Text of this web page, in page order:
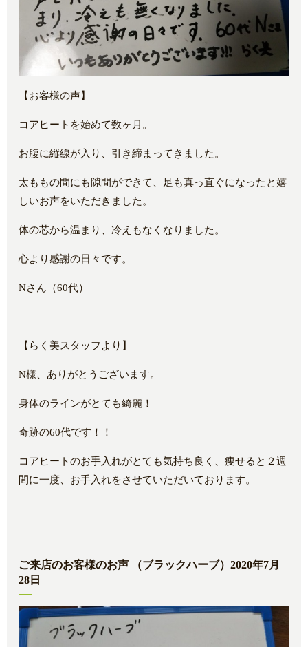
【お客様の声】
コアヒートを始めて数ヶ月。
お腹に縦線が入り、引き締まってきました。
太ももの間にも隙間ができて、足も真っ直ぐになったと嬉
しいお声をいただきました。
体の芯から温まり、冷えもなくなりました。
心より感謝の日々です。
Nさん（60代）
【らく美スタッフより】
N様、ありがとうございます。
身体のラインがとても綺麗！
奇跡の60代です！！
コアヒートのお手入れがとても気持ち良く、痩せると２週
間に一度、お手入れをさせていただいております。
ご来店のお客様のお声 （ブラックハーブ）2020年7月
28日